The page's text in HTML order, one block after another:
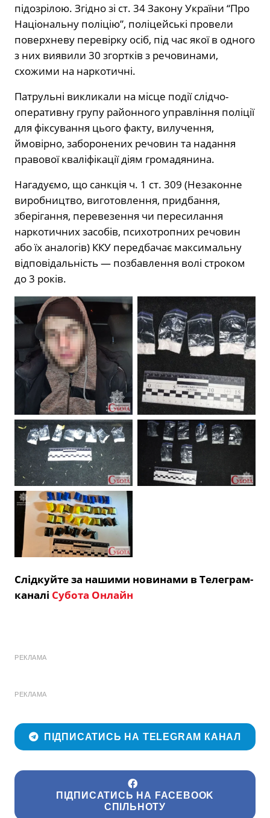
підозрілою. Згідно зі ст. 34 Закону України “Про
Національну поліцію”, поліцейські провели
поверхневу перевірку осіб, під час якої в одного
з них виявили 30 згортків з речовинами,
схожими на наркотичні.
Патрульні викликали на місце події слідчо-
оперативну групу районного управління поліції
для фіксування цього факту, вилучення,
ймовірно, заборонених речовин та надання
правової кваліфікації діям громадянина.
Нагадуємо, що санкція ч. 1 ст. 309 (Незаконне
виробництво, виготовлення, придбання,
зберігання, перевезення чи пересилання
наркотичних засобів, психотропних речовин
або їх аналогів) ККУ передбачає максимальну
відповідальність — позбавлення волі строком
до 3 років.
Слідкуйте за нашими новинами в Телеграм-
каналі Субота Онлайн
РЕКЛАМА
РЕКЛАМА
ПІДПИСАТИСЬ НА TELEGRAM КАНАЛ
ПІДПИСАТИСЬ НА FACEBOOK
СПІЛЬНОТУ